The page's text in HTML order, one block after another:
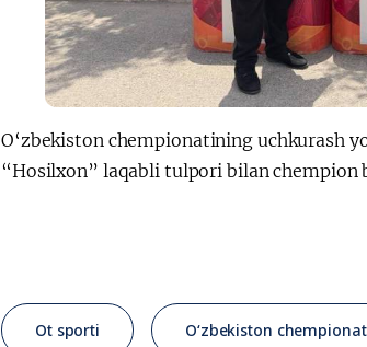
O‘zbekiston chempionatining uchkurash
“Hosilxon” laqabli tulpori bilan chempion
Ot sporti O‘zbekiston